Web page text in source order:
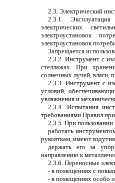
2.3. Электрический
2.3.1.
электрических
электроустановок
электроустановок
Запрещается
2.3.2. Инструмент с
стеллажах. При
солнечных лучей, влаги,
2.3.3. Инструмент с
условий,
увлажнения и
2.3.4. Испытания
требованиями Правил
2.3.5. При
работать
рукояткам, имеют
держать его за
направлению к
2.3.6. Переносные
- в помещениях с
- в помещениях особо